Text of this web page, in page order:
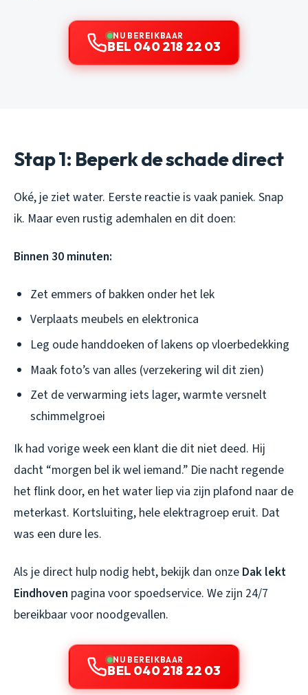
NU BEREIKBAAR
BEL 040 218 22 03
Stap 1: Beperk de schade direct
Oké, je ziet water. Eerste reactie is vaak paniek. Snap
ik. Maar even rustig ademhalen en dit doen:
Binnen 30 minuten:
Zet emmers of bakken onder het lek
Verplaats meubels en elektronica
Leg oude handdoeken of lakens op vloerbedekking
Maak foto’s van alles (verzekering wil dit zien)
Zet de verwarming iets lager, warmte versnelt
schimmelgroei
Ik had vorige week een klant die dit niet deed. Hij
dacht “morgen bel ik wel iemand.” Die nacht regende
het flink door, en het water liep via zijn plafond naar de
meterkast. Kortsluiting, hele elektragroep eruit. Dat
was een dure les.
Als je direct hulp nodig hebt, bekijk dan onze Dak lekt
Eindhoven pagina voor spoedservice. We zijn 24/7
bereikbaar voor noodgevallen.
NU BEREIKBAAR
BEL 040 218 22 03